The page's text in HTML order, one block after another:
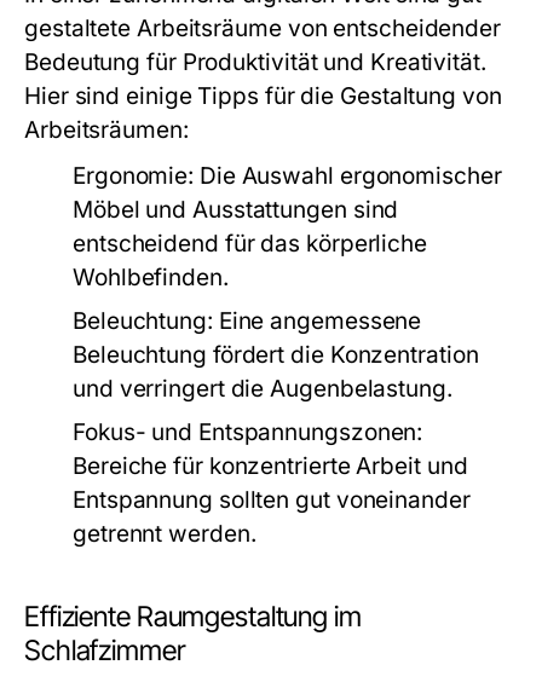
gestaltete Arbeitsräume von entscheidender
Bedeutung für Produktivität und Kreativität.
Hier sind einige Tipps für die Gestaltung von
Arbeitsräumen:
Ergonomie: Die Auswahl ergonomischer
Möbel und Ausstattungen sind
entscheidend für das körperliche
Wohlbefinden.
Beleuchtung: Eine angemessene
Beleuchtung fördert die Konzentration
und verringert die Augenbelastung.
Fokus- und Entspannungszonen:
Bereiche für konzentrierte Arbeit und
Entspannung sollten gut voneinander
getrennt werden.
Effiziente Raumgestaltung im
Schlafzimmer